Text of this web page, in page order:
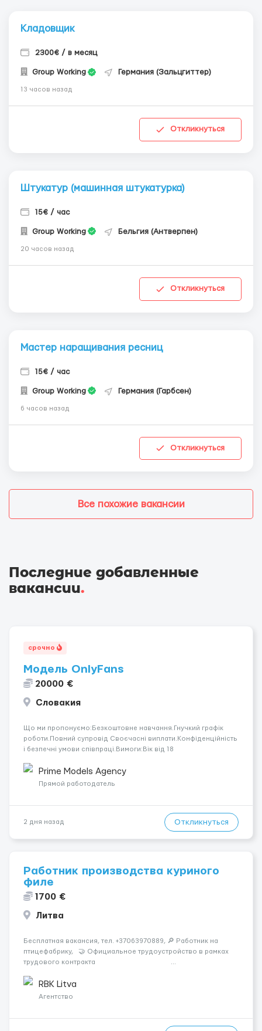
Кладовщик
2300€ / в месяц
Group Working Германия (Зальцгиттер)
13 часов назад
Откликнуться
Штукатур (машинная штукатурка)
15€ / час
Group Working Бельгия (Антверпен)
20 часов назад
Откликнуться
Мастер наращивания ресниц
15€ / час
Group Working Германия (Гарбсен)
6 часов назад
Откликнуться
Все похожие вакансии
Последние добавленные
вакансии.
срочно
Модель OnlyFans
20000 €
Словакия
Що ми пропонуємо:Безкоштовне навчання.Гнучкий графік
роботи.Повний супровід Своєчасні виплати.Конфіденційність
і безпечні умови співпраці.Вимоги:Вік від 18
розвиватися.Досвід не обов’язковий.Якщо вас зацікавила
вакансія — залишайте відгук, і ми зв’яжемося ...
Prime Models Agency
Прямой работодатель
2 дня назад Откликнуться
Работник производства куриного
филе
1700 €
Литва
Бесплатная вакансия, тел. +37063970889, 🔎 Работник на
птицефабрику, 🤝 Официальное трудоустройство в рамках
трудового контракта ...
RBK Litva
Агентство